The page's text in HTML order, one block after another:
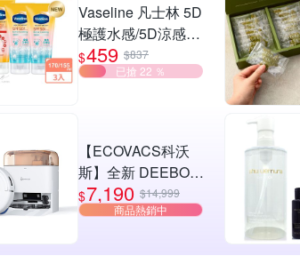
Vaseline 凡士林 5D
極護水感/5D涼感輕
透防曬乳x3入組(任
選搭配)
$459 $837
已搶 22 ％
【ECOVACS科沃
斯】全新 DEEBOT
mini 全能掃拖機器
人(超小機身/全能基
清潔）
$7,190 $14,999
商品熱銷中